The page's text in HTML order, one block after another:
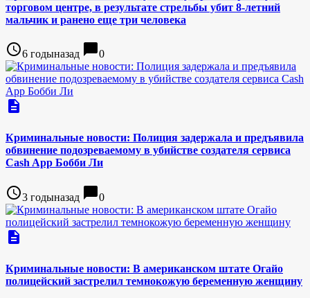
торговом центре, в результате стрельбы убит 8-летний
мальчик и ранено еще три человека
access_time6 годыназад chat_bubble0
description
Криминальные новости: Полиция задержала и предъявила
обвинение подозреваемому в убийстве создателя сервиса
Cash App Бобби Ли
access_time3 годыназад chat_bubble0
description
Криминальные новости: В американском штате Огайо
полицейский застрелил темнокожую беременную женщину